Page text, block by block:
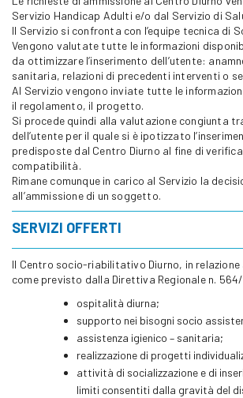
Servizio Handicap Adulti e/o dal Servizio di
Il Servizio si confronta con l’equipe tecnica di
Vengono valutate tutte le informazioni
da ottimizzare l’inserimento dell’utente:
sanitaria, relazioni di precedenti interventi o
Al Servizio vengono inviate tutte le
il regolamento, il progetto.
Si procede quindi alla valutazione congiunta
dell’utente per il quale si è ipotizzato
predisposte dal Centro Diurno al fine di
compatibilità.
Rimane comunque in carico al Servizio la
all’ammissione di un soggetto.
SERVIZI OFFERTI
Il Centro socio-riabilitativo Diurno, in
come previsto dalla Direttiva Regionale n.
ospitalità diurna;
supporto nei bisogni socio
assistenza igienico – sanitaria;
realizzazione di progetti
attività di socializzazione e di
limiti consentiti dalla gravità del